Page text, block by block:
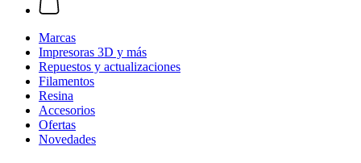
Marcas
Impresoras 3D y más
Repuestos y actualizaciones
Filamentos
Resina
Accesorios
Ofertas
Novedades